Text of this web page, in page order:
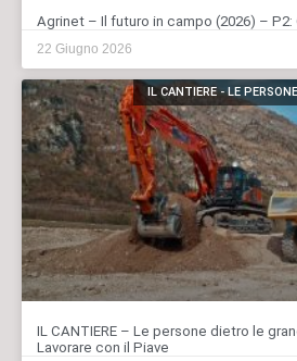
Agrinet – Il futuro in campo (2026) – P2:
22 Giugno 2026
IL CANTIERE - LE
IL CANTIERE – Le persone dietro le
Lavorare con il Piave